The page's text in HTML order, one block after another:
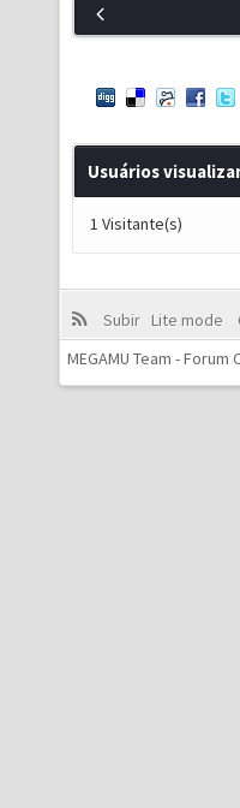
Usuários
1 Visitante(s)
Subir Lite mode
MEGAMU Team - Forum